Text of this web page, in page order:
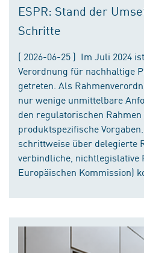
ESPR: Stand der
Schritte
( 2026-06-25 ) Im Juli 2024
Verordnung für nachhaltige
getreten. Als
nur wenige unmittelbare
den regulatorischen
produktspezifische
schrittweise über delegierte
verbindliche, nichtlegislative
Europäischen Kommission)